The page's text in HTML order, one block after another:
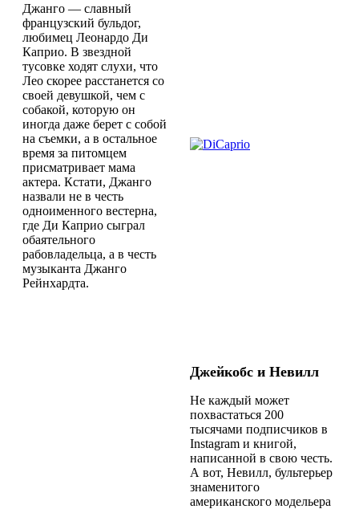
Джанго — славный
французский бульдог,
любимец Леонардо Ди
Каприо. В звездной
тусовке ходят слухи, что
Лео скорее расстанется со
своей девушкой, чем с
собакой, которую он
иногда даже берет с собой
на съемки, а в остальное
время за питомцем
присматривает мама
актера. Кстати, Джанго
назвали не в честь
одноименного вестерна,
где Ди Каприо сыграл
обаятельного
рабовладельца, а в честь
музыканта Джанго
Рейнхардта.
Джейкобс и Невилл
Не каждый может
похвастаться 200
тысячами подписчиков в
Instagram и книгой,
написанной в свою честь.
А вот, Невилл, бультерьер
знаменитого
американского модельера